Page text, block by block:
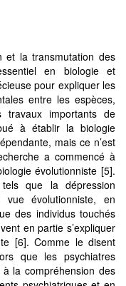
et la transmutation des
en biologie et
pour expliquer les
entre les espèces,
importants de
à établir la biologie
mais ce n’est
a commencé à
évolutionniste [5].
que la dépression
évolutionniste, en
des individus touchés
en partie s’expliquer
[6]. Comme le disent
que les psychiatres
à la compréhension des